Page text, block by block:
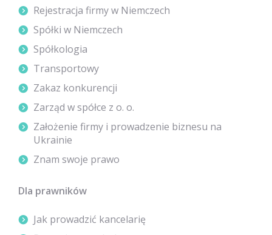
Rejestracja firmy w Niemczech
Spółki w Niemczech
Spółkologia
Transportowy
Zakaz konkurencji
Zarząd w spółce z o. o.
Założenie firmy i prowadzenie biznesu na
Ukrainie
Znam swoje prawo
Dla prawników
Jak prowadzić kancelarię